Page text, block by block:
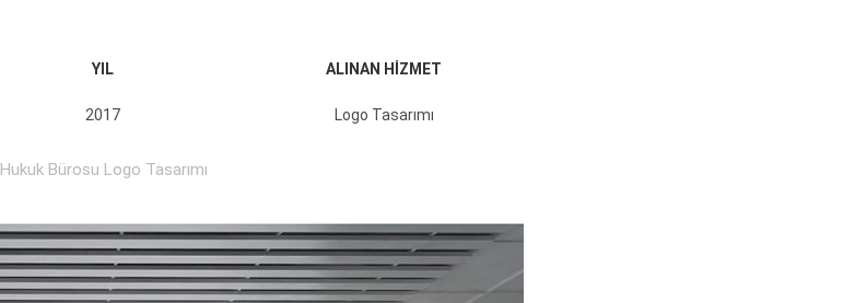
YIL
2017
ALINAN HİZMET
Logo Tasarımı
Hukuk Bürosu Logo Tasarımı